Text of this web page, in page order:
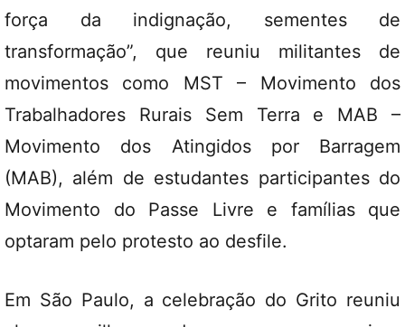
força da indignação, sementes de
transformação”, que reuniu militantes de
movimentos como MST – Movimento dos
Trabalhadores Rurais Sem Terra e MAB –
Movimento dos Atingidos por Barragem
(MAB), além de estudantes participantes do
Movimento do Passe Livre e famílias que
optaram pelo protesto ao desfile.
Em São Paulo, a celebração do Grito reuniu